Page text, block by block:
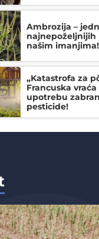
Ambrozija –
najnepoželjnijih
našim imanjima!
„Katastrofa za
Francuska vraća
upotrebu
pesticide!